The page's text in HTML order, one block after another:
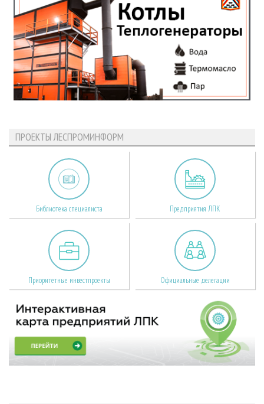
ПРОЕКТЫ ЛЕСПРОМИНФОРМ
Библиотека специалиста Предприятия ЛПК
Приоритетные инвестпроекты Официальные делегации